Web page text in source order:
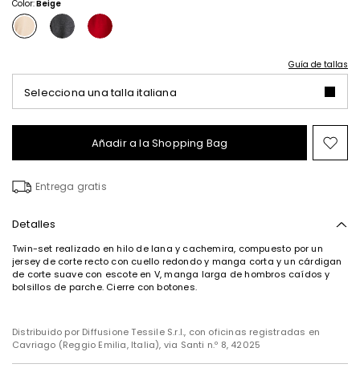
Color:Beige
Guía de tallas
Selecciona una talla italiana
Añadir a la Shopping Bag
en
Entrega gratis
Detalles
Twin-set realizado en hilo de lana y cachemira, compuesto por un
jersey de corte recto con cuello redondo y manga corta y un cárdigan
de corte suave con escote en V, manga larga de hombros caídos y
bolsillos de parche. Cierre con botones.
Distribuido por Diffusione Tessile S.r.l., con oficinas registradas en
Cavriago (Reggio Emilia, Italia), via Santi n.º 8, 42025